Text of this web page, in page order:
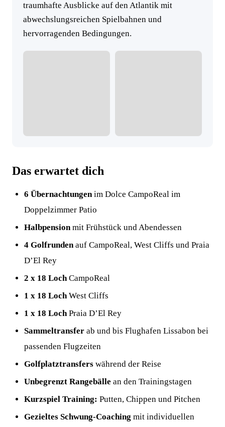
traumhafte Ausblicke auf den Atlantik mit
abwechslungsreichen Spielbahnen und
hervorragenden Bedingungen.
Das erwartet dich
6 Übernachtungenim Dolce CampoReal im
Doppelzimmer Patio
Halbpensionmit Frühstück und Abendessen
4 Golfrundenauf CampoReal, West Cliffs und Praia
D’El Rey
2 x 18 LochCampoReal
1 x 18 LochWest Cliffs
1 x 18 LochPraia D’El Rey
Sammeltransfer ab und bis Flughafen Lissabon bei
passenden Flugzeiten
Golfplatztransfers während der Reise
Unbegrenzt Rangebälle an den Trainingstagen
Kurzspiel Training: Putten, Chippen und Pitchen
Gezieltes Schwung-Coaching mit individuellen